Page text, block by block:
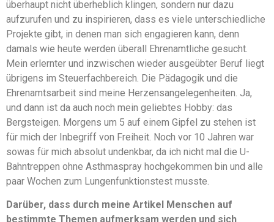
überhaupt nicht überheblich klingen, sondern nur dazu
aufzurufen und zu inspirieren, dass es viele unterschiedliche
Projekte gibt, in denen man sich engagieren kann, denn
damals wie heute werden überall Ehrenamtliche gesucht.
Mein erlernter und inzwischen wieder ausgeübter Beruf liegt
übrigens im Steuerfachbereich. Die Pädagogik und die
Ehrenamtsarbeit sind meine Herzensangelegenheiten. Ja,
und dann ist da auch noch mein geliebtes Hobby: das
Bergsteigen. Morgens um 5 auf einem Gipfel zu stehen ist
für mich der Inbegriff von Freiheit. Noch vor 10 Jahren war
sowas für mich absolut undenkbar, da ich nicht mal die U-
Bahntreppen ohne Asthmaspray hochgekommen bin und alle
paar Wochen zum Lungenfunktionstest musste.
Darüber, dass durch meine Artikel Menschen auf
bestimmte Themen aufmerksam werden und sich